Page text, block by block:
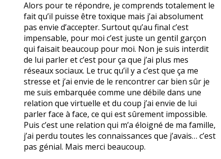
Alors pour te répondre, je comprends totalement le
fait qu’il puisse être toxique mais j’ai absolument
pas envie d’accepter. Surtout qu’au final c’est
impensable, pour moi c’est juste un gentil garçon
qui faisait beaucoup pour moi. Non je suis interdit
de lui parler et c’est pour ça que j’ai plus mes
réseaux sociaux. Le truc qu’il y a c’est que ça me
stresse et j’ai envie de le rencontrer car bien sûr je
me suis embarquée comme une débile dans une
relation que virtuelle et du coup j’ai envie de lui
parler face à face, ce qui est sûrement impossible.
Puis c’est une relation qui m’a éloigné de ma famille,
j’ai perdu toutes les connaissances que j’avais… c’est
pas génial. Mais merci beaucoup.